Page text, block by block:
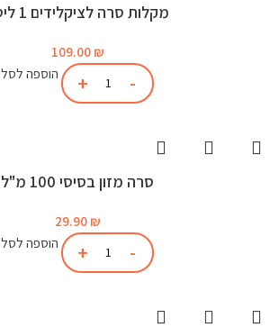
מקלות סרה לציקלידים 1 ליטר
109.00 ₪
הוספה לסל
סרה מזון בסיסי 100 מ"ל
29.90 ₪
הוספה לסל